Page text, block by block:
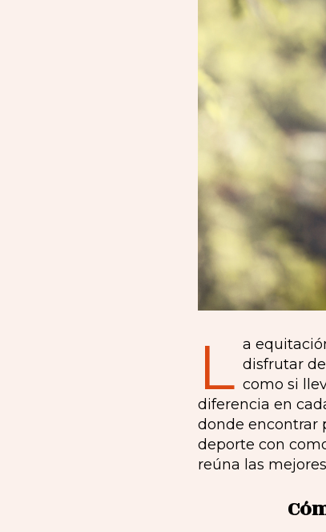
L a
disfrutar
como si
diferencia en
donde encontrar
deporte con
reúna las